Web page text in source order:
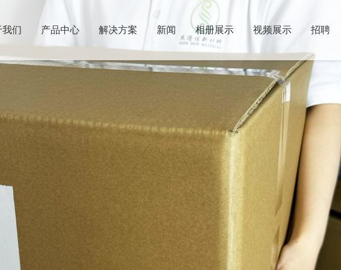
我们 产品中心 解决方案 新闻 相册展示 视频展示 招聘